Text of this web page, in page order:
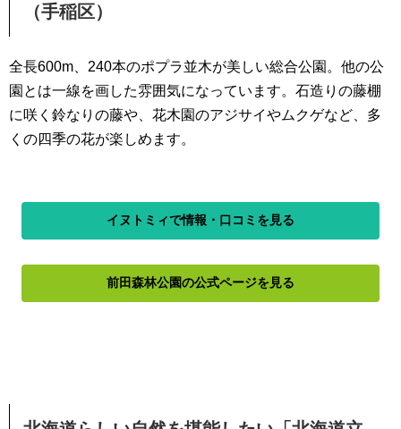
（手稲区）
全長600m、240本のポプラ並木が美しい総合公園。他の公
園とは一線を画した雰囲気になっています。石造りの藤棚
に咲く鈴なりの藤や、花木園のアジサイやムクゲなど、多
くの四季の花が楽しめます。
イヌトミィで情報・口コミを見る
前田森林公園の公式ページを見る